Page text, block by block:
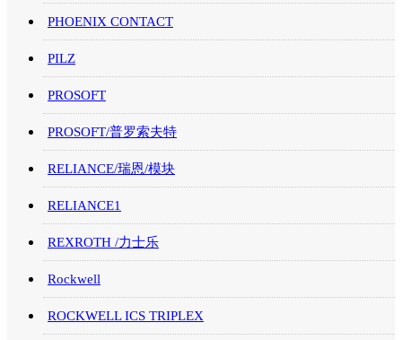
PHOENIX CONTACT
PILZ
PROSOFT
PROSOFT/普罗索夫特
RELIANCE/瑞恩/模块
RELIANCE1
REXROTH /力士乐
Rockwell
ROCKWELL ICS TRIPLEX